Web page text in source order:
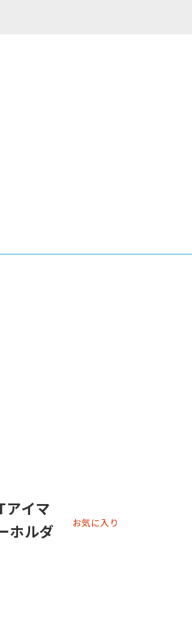
イマ
ホルダ
お気に入り